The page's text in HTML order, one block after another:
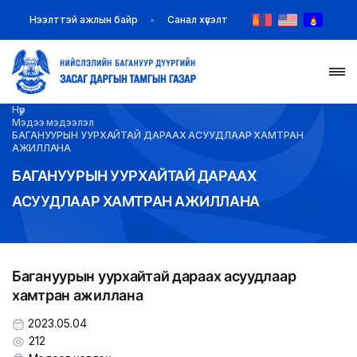
НҮҮР
МЭДЭЭ МЭДЭЭЛЭЛ
ЗАХИРАМЖ ШИЙДВЭР
ИЛ ТОД БАЙДАЛ
Нээлттэй ажлын байр Санал хүсэлт
Нүүр
Мэдээ мэдээлэл
БАГАНУУРЫН УУРХАЙТАЙ ДАРААХ АСУУДЛААР ХАМТРАН
АЖИЛЛАНА
БАГАНУУРЫН УУРХАЙТАЙ ДАРААХ
АСУУДЛААР ХАМТРАН АЖИЛЛАНА
Багануурын уурхайтай дараах асуудлаар
хамтран ажиллана
2023.05.04
212